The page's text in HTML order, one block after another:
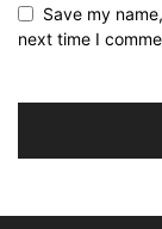
Save my
next time I